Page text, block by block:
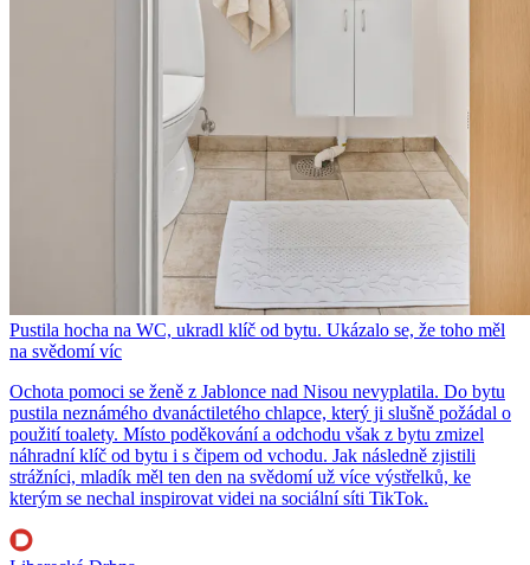
Pustila hocha na WC, ukradl klíč od bytu. Ukázalo se, že toho měl
na svědomí víc
Ochota pomoci se ženě z Jablonce nad Nisou nevyplatila. Do bytu
pustila neznámého dvanáctiletého chlapce, který ji slušně požádal o
použití toalety. Místo poděkování a odchodu však z bytu zmizel
náhradní klíč od bytu i s čipem od vchodu. Jak následně zjistili
strážníci, mladík měl ten den na svědomí už více výstřelků, ke
kterým se nechal inspirovat videi na sociální síti TikTok.